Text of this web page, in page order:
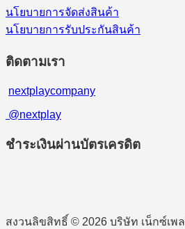
นโยบายการจัดส่งสินค้า
นโยบายการรับประกันสินค้า
ติดตามเรา
nextplaycompany
@nextplay
ชำระเงินผ่านบัตรเครดิต
สงวนลิขสิทธิ์ © 2026 บริษัท เน็กซ์เพ